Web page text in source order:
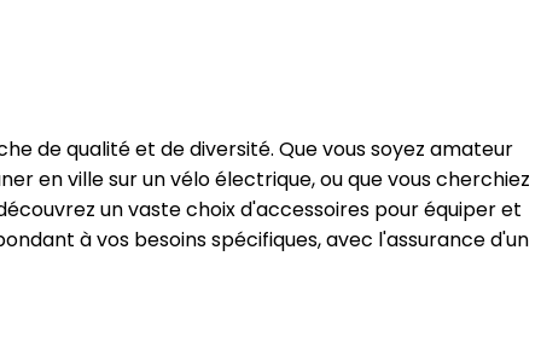
de qualité et de diversité. Que vous soyez amateur
en ville sur un vélo électrique, ou que vous cherchiez
un vaste choix d'accessoires pour équiper et
à vos besoins spécifiques, avec l'assurance d'un